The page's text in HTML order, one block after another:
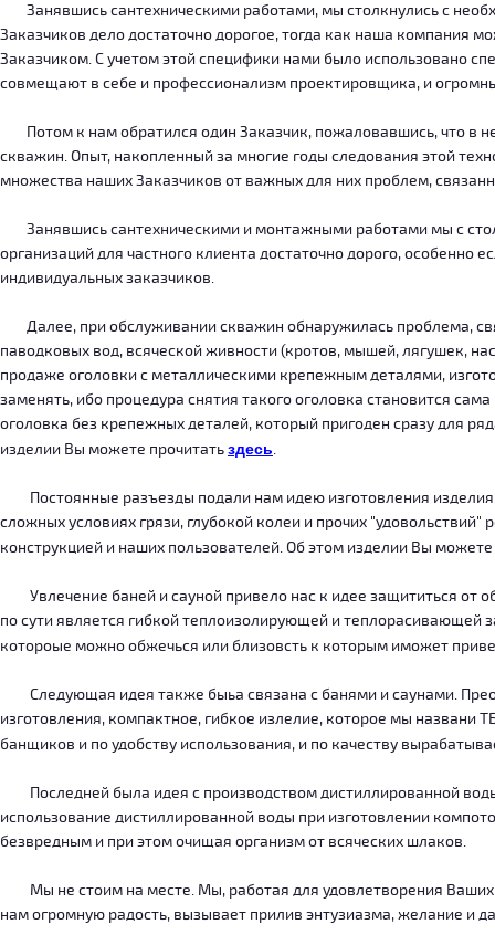
Занявшись сантехническими работами, мы столкнулись с
Заказчиков дело достаточно дорогое, тогда как наша компания
Заказчиком. С учетом этой специфики нами было использовано
совмещают в себе и профессионализм проектировщика, и
Потом к нам обратился один Заказчик, пожаловавшись, что в
скважин. Опыт, накопленный за многие годы следования этой
множества наших Заказчиков от важных для них проблем,
Занявшись сантехническими и монтажными работами мы с
организаций для частного клиента достаточно дорого, особенно
индивидуальных заказчиков.
Далее, при обслуживании скважин обнаружилась проблема,
паводковых вод, всяческой живности (кротов, мышей, лягушек,
продаже оголовки с металлическими крепежным деталями,
заменять, ибо процедура снятия такого оголовка становится
оголовка без крепежных деталей, который пригоден сразу для
изделии Вы можете прочитатьздесь.
Постоянные разъезды подали нам идею изготовления
сложных условиях грязи, глубокой колеи и прочих
конструкцией и наших пользователей. Об этом изделии Вы
Увлечение баней и сауной привело нас к идее защититься от
по сути является гибкой теплоизолирующей и теплорасивающей
котороые можно обжечься или близовсть к которым иможет
Следующая идея также быьа связана с банями и саунами.
изготовления, компактное, гибкое излелие, которое мы
банщиков и по удобству использования, и по качеству
Последней была идея с производством дистиллированной
использование дистиллированной воды при изготовлении
безвредным и при этом очищая организм от всяческих шлаков.
Мы не стоим на месте. Мы, работая для удовлетворения Ваших
нам огромную радость, вызывает прилив энтузиазма, желание и